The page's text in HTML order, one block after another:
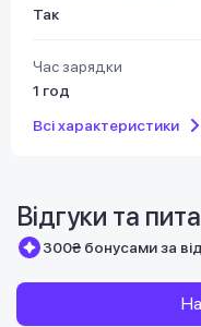
Так
Час зарядки
1 год
Всі характеристики
Відгуки та
300₴ бонусами за